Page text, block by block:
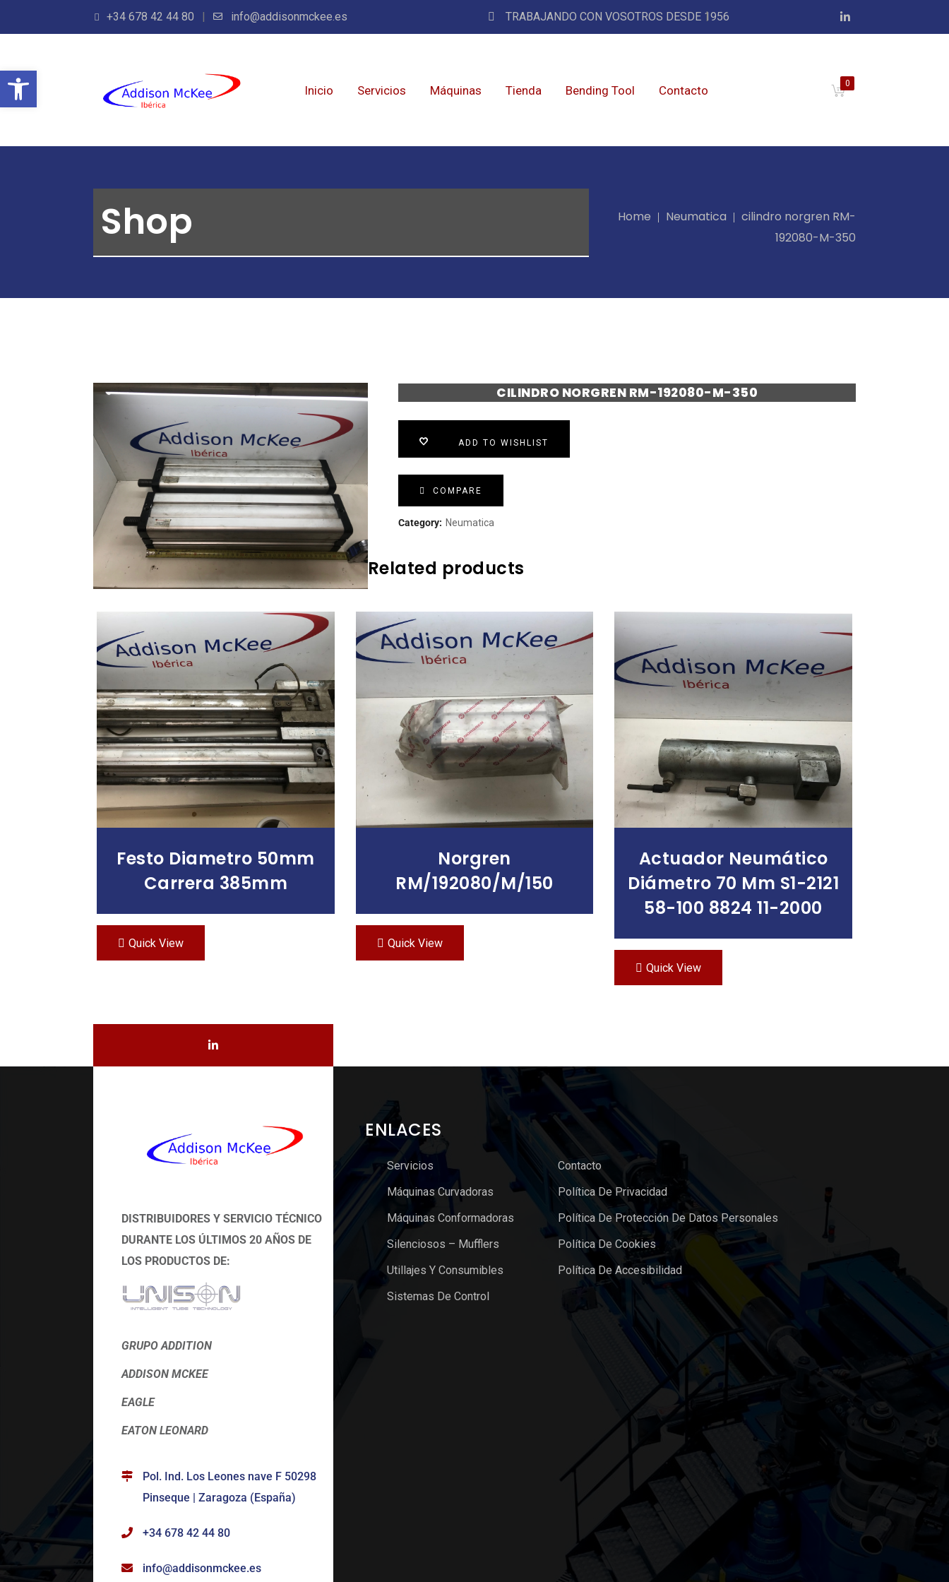
Abrir barra de herramientas
+34 678 42 44 80 info@addisonmckee.es TRABAJANDO CON VOSOTROS DESDE 1956
Inicio Servicios Máquinas Tienda Bending Tool Contacto 0
Shop Home Neumatica
cilindro norgren RM-
192080-M-350
CILINDRO NORGREN RM-192080-M-350
ADD TO WISHLIST
COMPARE
Category: Neumatica
Related products
Leer Más
Festo Diametro 50mm
Carrera 385mm
Quick View
Leer Más
Norgren
RM/192080/M/150
Quick View
Leer Más
Actuador Neumático
Diámetro 70 Mm S1-2121
58-100 8824 11-2000
Quick View
DISTRIBUIDORES Y SERVICIO TÉCNICO
DURANTE LOS ÚLTIMOS 20 AÑOS DE
LOS PRODUCTOS DE:
GRUPO ADDITION
ADDISON MCKEE
EAGLE
EATON LEONARD
Pol. Ind. Los Leones nave F 50298
Pinseque | Zaragoza (España)
+34 678 42 44 80
info@addisonmckee.es
ENLACES
Servicios
Máquinas Curvadoras
Máquinas Conformadoras
Silenciosos – Mufflers
Utillajes Y Consumibles
Sistemas De Control
Contacto
Política De Privacidad
Política De Protección De Datos Personales
Política De Cookies
Política De Accesibilidad